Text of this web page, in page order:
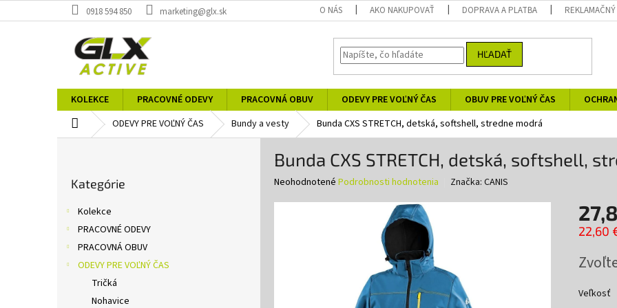
na
0918 594 850 marketing@glx.sk O NÁS AKO NAKUPOVAŤ DOPRAVA A PLATBA REKLAMAČNÝ
HĽADAŤ
KOLEKCE PRACOVNÉ ODEVY PRACOVNÁ OBUV ODEVY PRE VOĽNÝ ČAS OBUV PRE VOĽNÝ ČAS
DomovODEVY PRE VOĽNÝ ČAS Bundy a vesty Bunda CXS STRETCH, detská, softshell, stredne modrá
kategórie
Kategórie
Kolekce
PRACOVNÉ ODEVY
PRACOVNÁ OBUV
ODEVY PRE VOĽNÝ ČAS
Tričká
Nohavice
Bunda CXS STRETCH, detská, softshell,
Priemerné
Neohodnotené Podrobnosti hodnotenia Značka: CANIS
22,60
cena:
Veľkosť